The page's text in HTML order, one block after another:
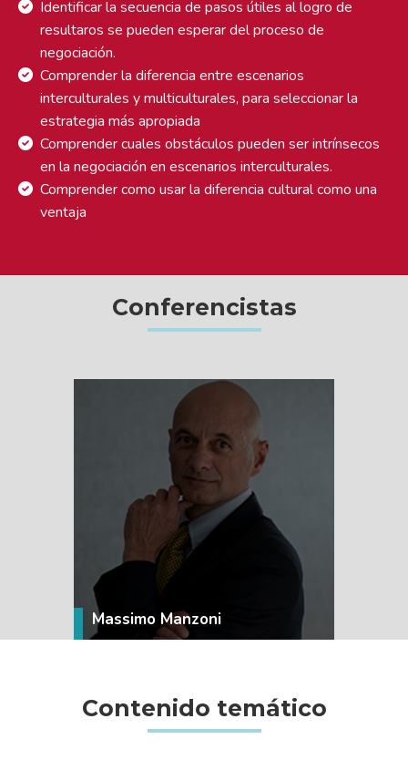
Identificar la secuencia de pasos útiles al logro de
resultaros se pueden esperar del proceso de
negociación.
Comprender la diferencia entre escenarios
interculturales y multiculturales, para seleccionar la
estrategia más apropiada
Comprender cuales obstáculos pueden ser intrínsecos
en la negociación en escenarios interculturales.
Comprender como usar la diferencia cultural como una
ventaja
Conferencistas
VER MÁS
Massimo Manzoni
Contenido temático